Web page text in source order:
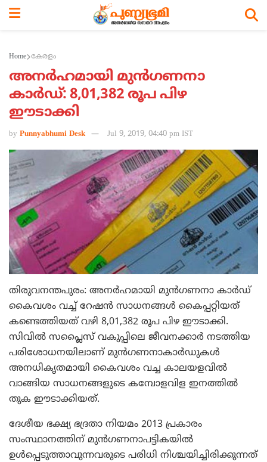
Home കേരളം
അനര്‍ഹമായി മുന്‍ഗണനാ
കാര്‍ഡ്: 8,01,382 രൂപ പിഴ
ഈടാക്കി
by Punnyabhumi Desk Jul 9, 2019, 04:40 pm IST
തിരുവനന്തപുരം: അനര്‍ഹമായി മുന്‍ഗണനാ കാര്‍ഡ്
കൈവശം വച്ച് റേഷന്‍ സാധനങ്ങള്‍ കൈപ്പറ്റിയത്
കണ്ടെത്തിയത് വഴി 8,01,382 രൂപ പിഴ ഈടാക്കി.
സിവില്‍ സപ്ലൈസ് വകുപ്പിലെ ജീവനക്കാര്‍ നടത്തിയ
പരിശോധനയിലാണ് മുന്‍ഗണനാകാര്‍ഡുകള്‍
അനധികൃതമായി കൈവശം വച്ച കാലയളവില്‍
വാങ്ങിയ സാധനങ്ങളുടെ കമ്പോളവിള ഇനത്തില്‍
തുക ഈടാക്കിയത്.
ദേശീയ ഭക്ഷ്യ ഭദ്രതാ നിയമം 2013 പ്രകാരം
സംസ്ഥാനത്തിന് മുന്‍ഗണനാപട്ടികയില്‍
ഉള്‍പ്പെടുത്താവുന്നവരുടെ പരിധി നിശ്ചയിച്ചിരിക്കുന്നത്